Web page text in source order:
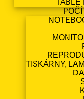
TISKÁRNY,